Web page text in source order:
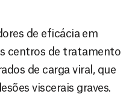
de eficácia em
centros de tratamento
de carga viral, que
viscerais graves.